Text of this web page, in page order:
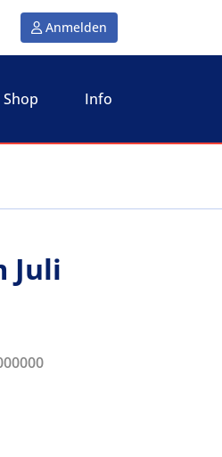
Anmelden
Shop Info
Juli